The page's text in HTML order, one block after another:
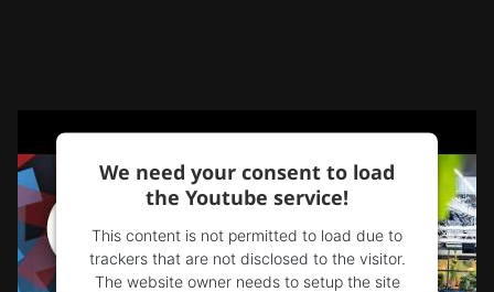
We need your consent to load
the Youtube service!
This content is not permitted to load due to
trackers that are not disclosed to the visitor.
The website owner needs to setup the site